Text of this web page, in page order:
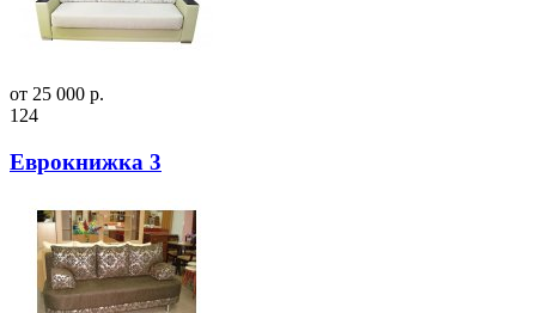
от 25 000 р.
124
Еврокнижка 3